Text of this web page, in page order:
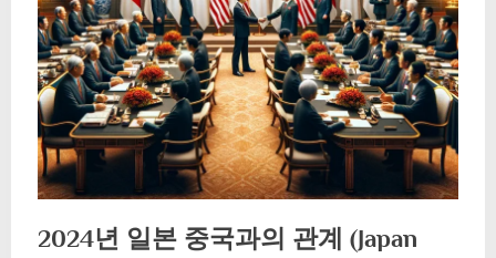
2024년 일본 중국과의 관계 (Japan